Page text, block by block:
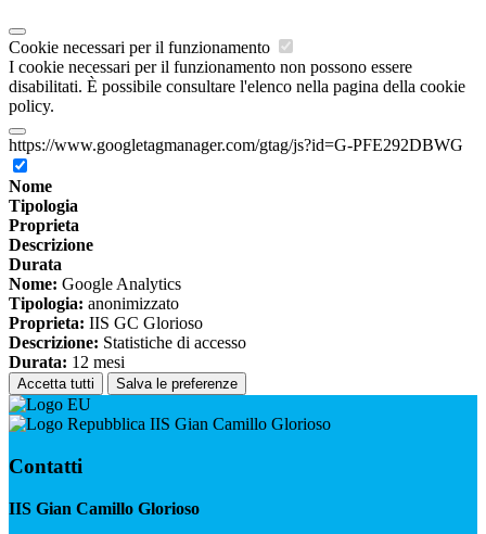
Cookie necessari per il funzionamento
I cookie necessari per il funzionamento non possono essere
disabilitati. È possibile consultare l'elenco nella pagina della cookie
policy.
https://www.googletagmanager.com/gtag/js?id=G-PFE292DBWG
Nome
Tipologia
Proprieta
Descrizione
Durata
Nome: Google Analytics
Tipologia: anonimizzato
Proprieta: IIS GC Glorioso
Descrizione: Statistiche di accesso
Durata: 12 mesi
Accetta tutti Salva le preferenze
IIS Gian Camillo Glorioso
Contatti
IIS Gian Camillo Glorioso